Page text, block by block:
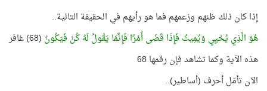
إذا كان ذلك ظنهم وزعمهم فما هو رأيهم في الحقيقة التالية..
هُوَ الَّذِي يُحْيِي وَيُمِيتُ فَإِذَا قَضَى أَمْرًا فَإِنَّمَا يَقُولُ لَهُ كُنْ فَيَكُونُ (68) غافر
هذه الآية وكما تشاهد فإن رقمها 68
الآن تأمّل أحرف (أساطير)..